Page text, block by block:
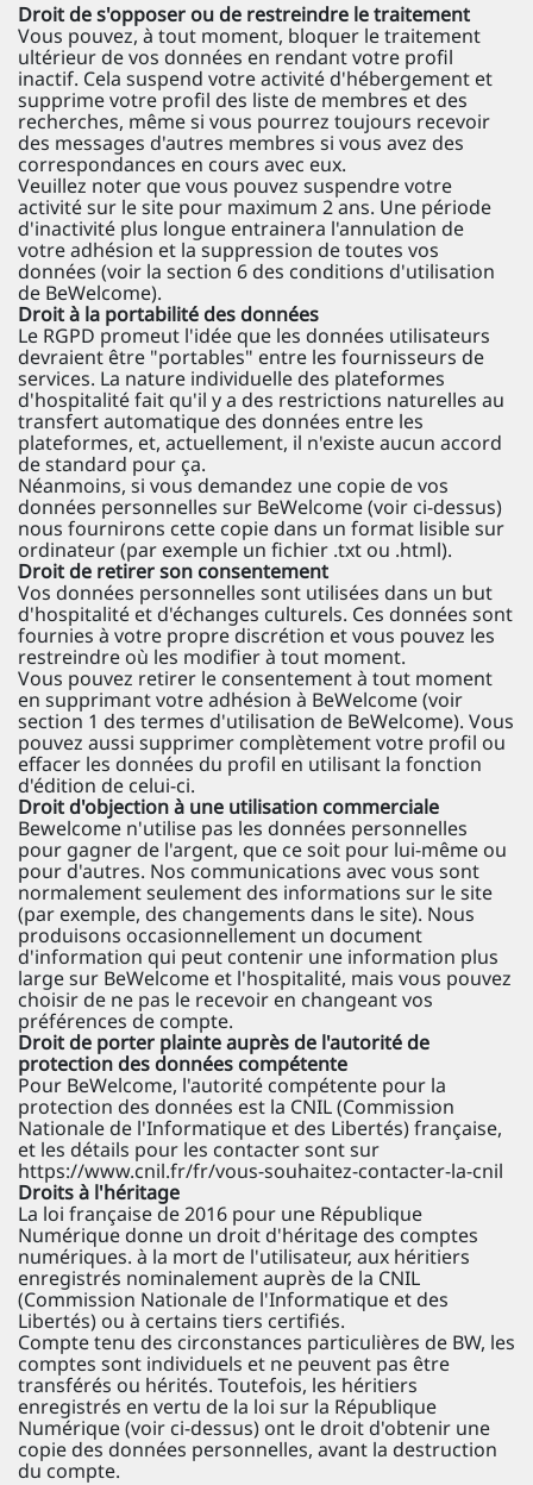
Droit de s'opposer ou de restreindre le traitement
Vous pouvez, à tout moment, bloquer le traitement
ultérieur de vos données en rendant votre profil
inactif. Cela suspend votre activité d'hébergement et
supprime votre profil des liste de membres et des
recherches, même si vous pourrez toujours recevoir
des messages d'autres membres si vous avez des
correspondances en cours avec eux.
Veuillez noter que vous pouvez suspendre votre
activité sur le site pour maximum 2 ans. Une période
d'inactivité plus longue entrainera l'annulation de
votre adhésion et la suppression de toutes vos
données (voir la section 6 des conditions d'utilisation
de BeWelcome).
Droit à la portabilité des données
Le RGPD promeut l'idée que les données utilisateurs
devraient être "portables" entre les fournisseurs de
services. La nature individuelle des plateformes
d'hospitalité fait qu'il y a des restrictions naturelles au
transfert automatique des données entre les
plateformes, et, actuellement, il n'existe aucun accord
de standard pour ça.
Néanmoins, si vous demandez une copie de vos
données personnelles sur BeWelcome (voir ci-dessus)
nous fournirons cette copie dans un format lisible sur
ordinateur (par exemple un fichier .txt ou .html).
Droit de retirer son consentement
Vos données personnelles sont utilisées dans un but
d'hospitalité et d'échanges culturels. Ces données sont
fournies à votre propre discrétion et vous pouvez les
restreindre où les modifier à tout moment.
Vous pouvez retirer le consentement à tout moment
en supprimant votre adhésion à BeWelcome (voir
section 1 des termes d'utilisation de BeWelcome). Vous
pouvez aussi supprimer complètement votre profil ou
effacer les données du profil en utilisant la fonction
d'édition de celui-ci.
Droit d'objection à une utilisation commerciale
Bewelcome n'utilise pas les données personnelles
pour gagner de l'argent, que ce soit pour lui-même ou
pour d'autres. Nos communications avec vous sont
normalement seulement des informations sur le site
(par exemple, des changements dans le site). Nous
produisons occasionnellement un document
d'information qui peut contenir une information plus
large sur BeWelcome et l'hospitalité, mais vous pouvez
choisir de ne pas le recevoir en changeant vos
préférences de compte.
Droit de porter plainte auprès de l'autorité de
protection des données compétente
Pour BeWelcome, l'autorité compétente pour la
protection des données est la CNIL (Commission
Nationale de l'Informatique et des Libertés) française,
et les détails pour les contacter sont sur
https://www.cnil.fr/fr/vous-souhaitez-contacter-la-cnil
Droits à l'héritage
La loi française de 2016 pour une République
Numérique donne un droit d'héritage des comptes
numériques. à la mort de l'utilisateur, aux héritiers
enregistrés nominalement auprès de la CNIL
(Commission Nationale de l'Informatique et des
Libertés) ou à certains tiers certifiés.
Compte tenu des circonstances particulières de BW, les
comptes sont individuels et ne peuvent pas être
transférés ou hérités. Toutefois, les héritiers
enregistrés en vertu de la loi sur la République
Numérique (voir ci-dessus) ont le droit d'obtenir une
copie des données personnelles, avant la destruction
du compte.